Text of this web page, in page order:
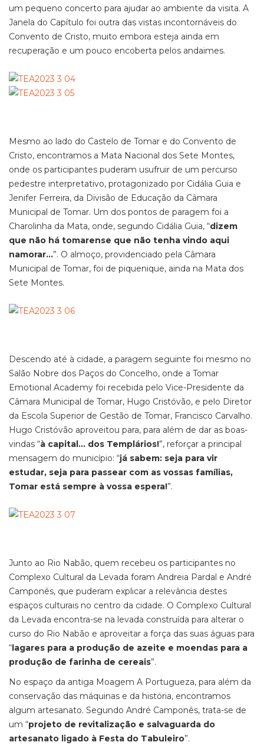
um pequeno concerto para ajudar ao ambiente da visita. A
Janela do Capítulo foi outra das vistas incontornáveis do
Convento de Cristo, muito embora esteja ainda em
recuperação e um pouco encoberta pelos andaimes.
Mesmo ao lado do Castelo de Tomar e do Convento de
Cristo, encontramos a Mata Nacional dos Sete Montes,
onde os participantes puderam usufruir de um percurso
pedestre interpretativo, protagonizado por Cidália Guia e
Jenifer Ferreira, da Divisão de Educação da Câmara
Municipal de Tomar. Um dos pontos de paragem foi a
Charolinha da Mata, onde, segundo Cidália Guia, “dizem
que não há tomarense que não tenha vindo aqui
namorar…”. O almoço, providenciado pela Câmara
Municipal de Tomar, foi de piquenique, ainda na Mata dos
Sete Montes.
Descendo até à cidade, a paragem seguinte foi mesmo no
Salão Nobre dos Paços do Concelho, onde a Tomar
Emotional Academy foi recebida pelo Vice-Presidente da
Câmara Municipal de Tomar, Hugo Cristóvão, e pelo Diretor
da Escola Superior de Gestão de Tomar, Francisco Carvalho.
Hugo Cristóvão aproveitou para, para além de dar as boas-
vindas “à capital… dos Templários!”, reforçar a principal
mensagem do município: “já sabem: seja para vir
estudar, seja para passear com as vossas famílias,
Tomar está sempre à vossa espera!”.
Junto ao Rio Nabão, quem recebeu os participantes no
Complexo Cultural da Levada foram Andreia Pardal e André
Camponês, que puderam explicar a relevância destes
espaços culturais no centro da cidade. O Complexo Cultural
da Levada encontra-se na levada construída para alterar o
curso do Rio Nabão e aproveitar a força das suas águas para
“lagares para a produção de azeite e moendas para a
produção de farinha de cereais”.
No espaço da antiga Moagem A Portugueza, para além da
conservação das máquinas e da história, encontramos
algum artesanato. Segundo André Camponês, trata-se de
um “projeto de revitalização e salvaguarda do
artesanato ligado à Festa do Tabuleiro”.